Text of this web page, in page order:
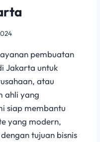
pembuatan
Jakarta untuk
atau
ahli yang
siap membantu
yang modern,
tujuan bisnis